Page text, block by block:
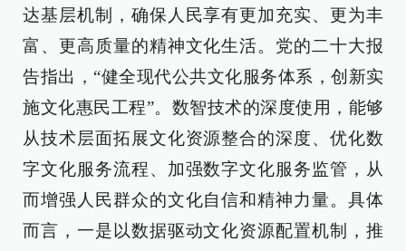
达基层机制，确保人民享有更加充实、更为丰
富、更高质量的精神文化生活。党的二十大报
告指出，“健全现代公共文化服务体系，创新实
施文化惠民工程”。数智技术的深度使用，能够
从技术层面拓展文化资源整合的深度、优化数
字文化服务流程、加强数字文化服务监管，从
而增强人民群众的文化自信和精神力量。具体
而言，一是以数据驱动文化资源配置机制，推